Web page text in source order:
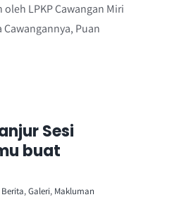
LPKP Cawangan Miri
Puan
Sesi
buat
Berita,Galeri, Makluman